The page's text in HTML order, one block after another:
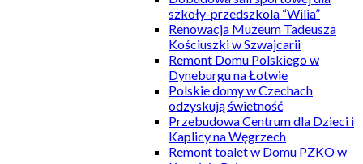
szkoły-przedszkola “Wilia”
Renowacja Muzeum Tadeusza
Kościuszki w Szwajcarii
Remont Domu Polskiego w
Dyneburgu na Łotwie
Polskie domy w Czechach
odzyskują świetność
Przebudowa Centrum dla Dzieci i
Kaplicy na Węgrzech
Remont toalet w Domu PZKO w